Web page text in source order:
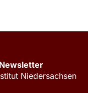
Newsletter
Niedersachsen